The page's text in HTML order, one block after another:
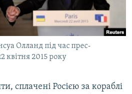
Олланд під час прес-
квітня 2015 року
сплачені Росією за кораблі